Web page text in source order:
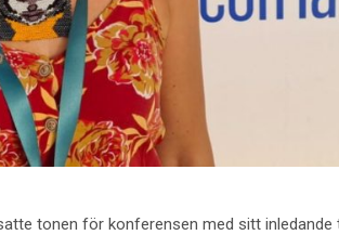
tonen för konferensen med sitt inledande